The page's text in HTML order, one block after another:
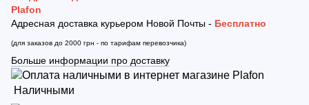
Адресная доставка курьером Новой Почты - Бесплатно
(для заказов до 2000 грн - по тарифам перевозчика)
Больше информации про доставку
Наличными